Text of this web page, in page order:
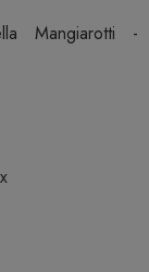
Mangiarotti -